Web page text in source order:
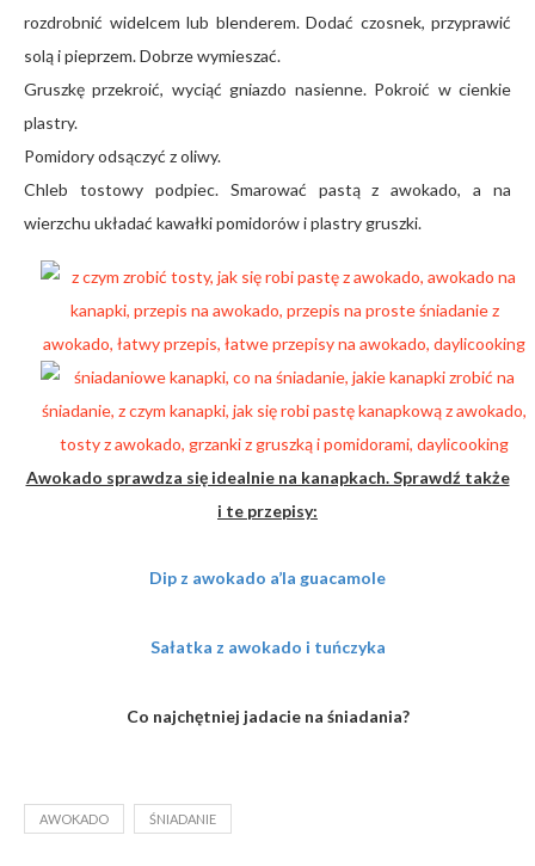
rozdrobnić widelcem lub blenderem. Dodać czosnek, przyprawić
solą i pieprzem. Dobrze wymieszać.
Gruszkę przekroić, wyciąć gniazdo nasienne. Pokroić w cienkie
plastry.
Pomidory odsączyć z oliwy.
Chleb tostowy podpiec. Smarować pastą z awokado, a na
wierzchu układać kawałki pomidorów i plastry gruszki.
Awokado sprawdza się idealnie na kanapkach. Sprawdź także
i te przepisy:
Dip z awokado a’la guacamole
Sałatka z awokado i tuńczyka
Co najchętniej jadacie na śniadania?
AWOKADO ŚNIADANIE